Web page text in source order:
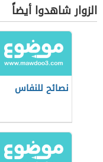
الزوار شاهدوا أيضاً
نصائح للنفاس